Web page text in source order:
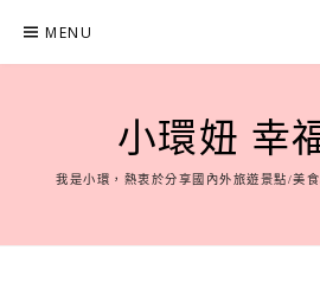
content
MENU
小環妞 幸
我是小環，熱衷於分享國內外旅遊景點/美